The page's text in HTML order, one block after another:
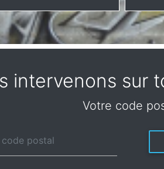
intervenons sur
Votre code